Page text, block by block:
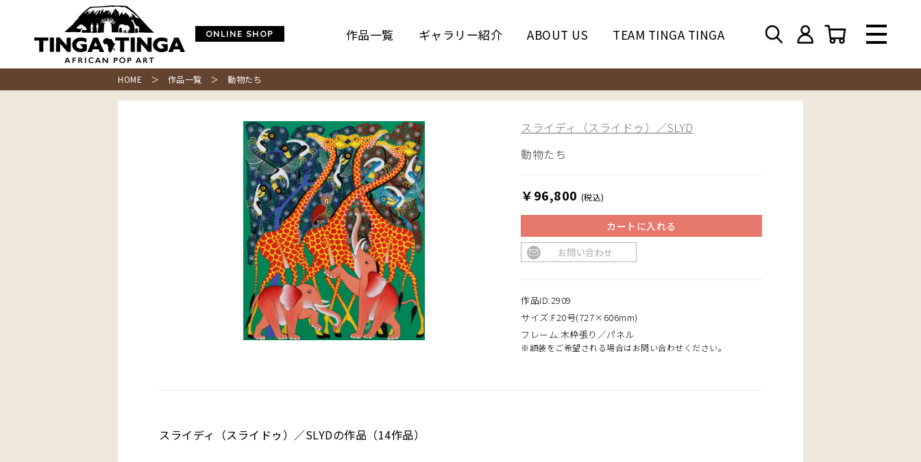
ONLINE SHOP 作品一覧 ギャラリー紹介 ABOUT US TEAM TINGA TINGA
HOME ＞ 作品一覧 ＞ 動物たち
スライディ（スライドゥ）／SLYD
動物たち
￥96,800 (税込)
カートに入れる
お問い合わせ
作品ID:2909
サイズ:F20号(727×606mm)
フレーム:木枠張り／パネル
※額装をご希望される場合はお問い合わせください。
スライディ（スライドゥ）／SLYDの作品（14作品）